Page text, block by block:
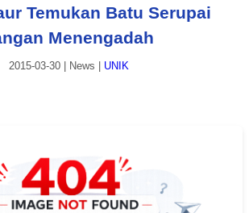
Temukan Batu Serupai
Menengadah
2015-03-30| News UNIK